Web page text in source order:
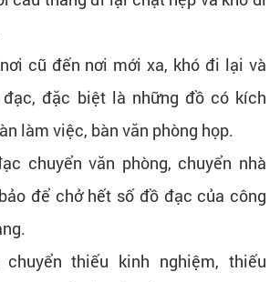
cũ đến nơi mới xa, khó đi lại và
đạc, đặc biệt là những đồ có kích
làm việc, bàn văn phòng họp.
chuyển văn phòng, chuyển nhà
để chở hết số đồ đạc của công
thiếu kinh nghiệm, thiếu